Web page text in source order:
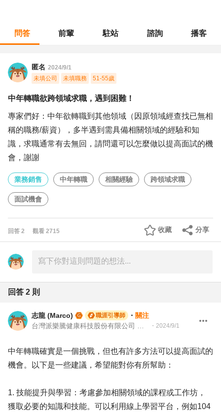
問答 前輩 駐站 諮詢 播客
匿名 2024/9/1
未填公司
未填職務 51-55歲
中年轉職欲跨領域求職，遇到困難！
專家們好：中年欲轉職到其他領域（因原領域經查找已無相
稱的職務/薪資），多半遇到需具備相關領域的經驗和知
識，求職通常有去無回，請問還可以怎麼做以提高面試的機
會，謝謝
業務銷售 中年轉職 相關經驗 跨領域求職
面試機會
回答 2 觀看 2715 分享
收藏
回答 2 則
志龍 (Marco) 職涯引導師 ・ 關注
・ 2024/9/1
中年轉職確實是一個挑戰，但也有許多方法可以提高面試的
機會。以下是一些建議，希望能對你有所幫助：
1. 技能提升與學習：考慮參加相關領域的課程或工作坊，
獲取必要的知識和技能。可以利用線上學習平台，例如104